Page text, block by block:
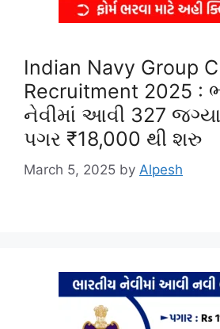
Indian Navy Group C
Recruitment 2025 :
નેવીમાં આવી 327
પગર ₹18,000 થી શરુ
March 5, 2025 by Alpesh